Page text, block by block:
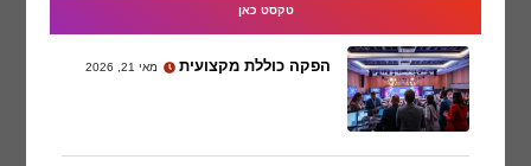
טקסט כאן
הפקה כוללת מקצועית מאי 21, 2026